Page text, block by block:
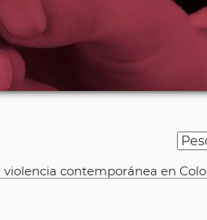
violencia contemporánea en